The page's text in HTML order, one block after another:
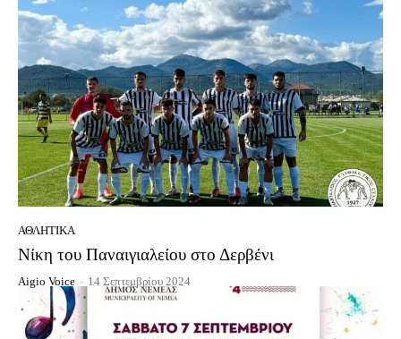
ΑΘΛΗΤΙΚΆ
Νίκη του Παναιγιαλείου στο Δερβένι
Aigio Voice - 14 Σεπτεμβρίου 2024